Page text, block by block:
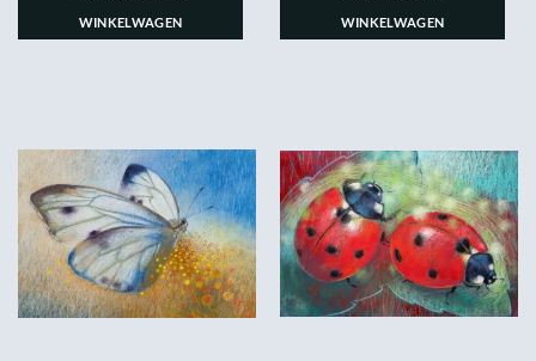
WINKELWAGEN
WINKELWAGEN